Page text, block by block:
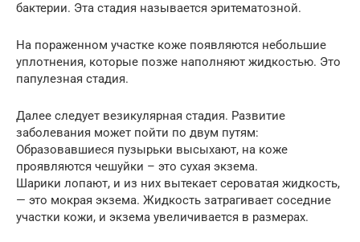
бактерии. Эта стадия называется эритематозной.
На пораженном участке коже появляются небольшие
уплотнения, которые позже наполняют жидкостью. Это
папулезная стадия.
Далее следует везикулярная стадия. Развитие
заболевания может пойти по двум путям:
Образовавшиеся пузырьки высыхают, на коже
проявляются чешуйки – это сухая экзема.
Шарики лопают, и из них вытекает сероватая жидкость,
— это мокрая экзема. Жидкость затрагивает соседние
участки кожи, и экзема увеличивается в размерах.